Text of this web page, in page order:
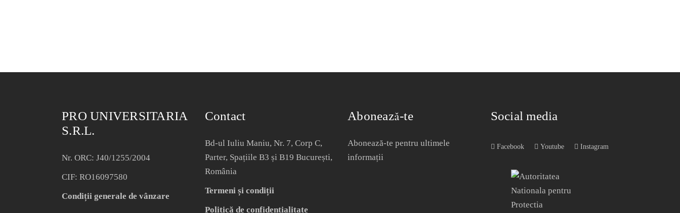
PRO UNIVERSITARIA
S.R.L.
Nr. ORC: J40/1255/2004
CIF: RO16097580
Condiții generale de vânzare
Contact
Bd-ul Iuliu Maniu, Nr. 7, Corp C,
Parter, Spațiile B3 și B19 București,
România
Termeni și condiții
Politică de confidențialitate
Abonează-te
Abonează-te pentru ultimele
informații
Social media
Facebook Youtube Instagram